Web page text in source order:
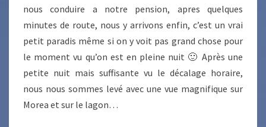
nous conduire a notre pension, apres quelques
minutes de route, nous y arrivons enfin, c’est un vrai
petit paradis même si on y voit pas grand chose pour
le moment vu qu’on est en pleine nuit 🙂 Après une
petite nuit mais suffisante vu le décalage horaire,
nous nous sommes levé avec une vue magnifique sur
Morea et sur le lagon…